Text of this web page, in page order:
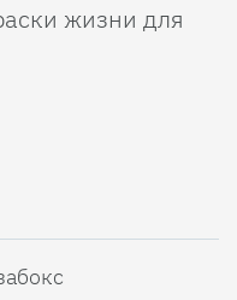
жизни для